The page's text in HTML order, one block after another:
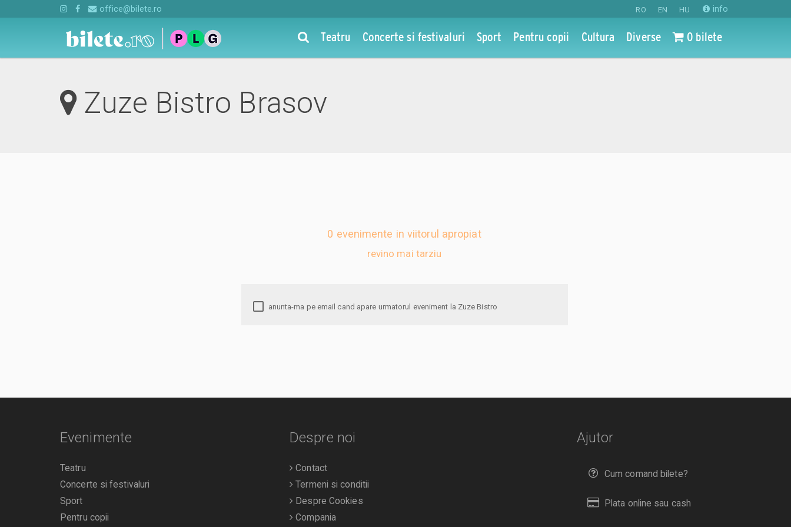
RO EN HU info
office@bilete.ro
Teatru Concerte si festivaluri Sport Pentru copii Cultura Diverse 0 bilete
Zuze Bistro Brasov
0 evenimente in viitorul apropiat
revino mai tarziu
anunta-ma pe email cand apare urmatorul eveniment la Zuze Bistro
Ajutor
Cum comand bilete?
Plata online sau cash
Evenimente
Teatru
Concerte si festivaluri
Sport
Pentru copii
Despre noi
Contact
Termeni si conditii
Despre Cookies
Compania